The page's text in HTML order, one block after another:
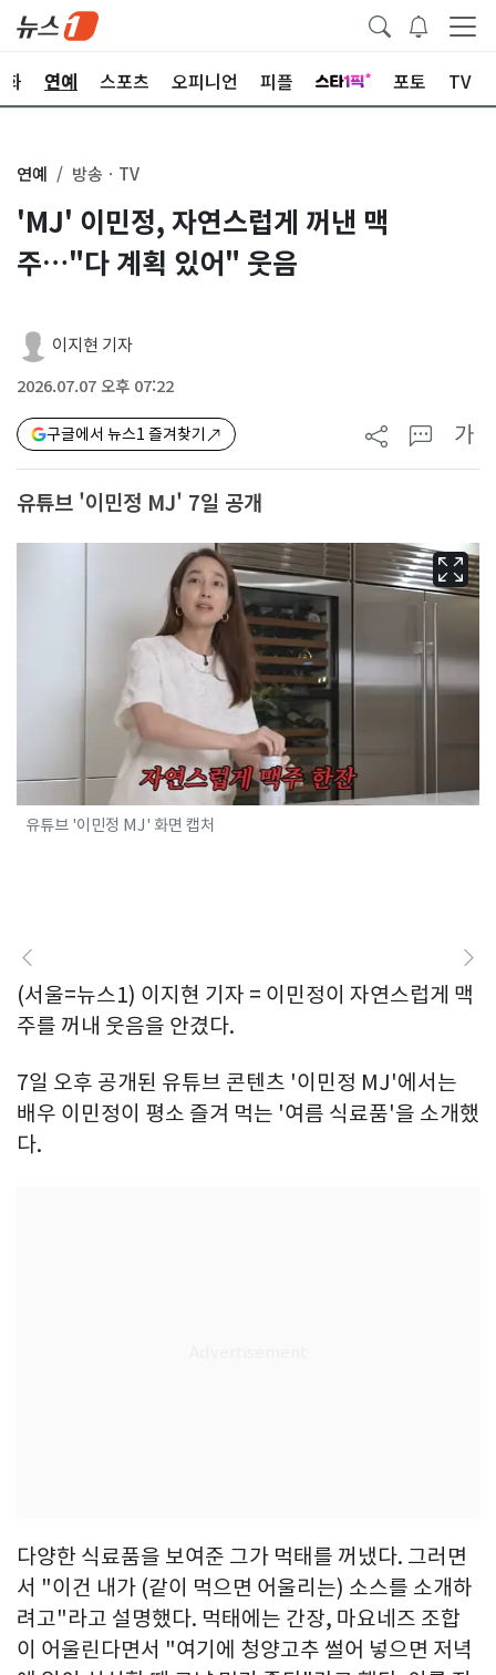
화 연예 스포츠 오피니언 피플 포토 TV
연예 방송ㆍTV
'MJ' 이민정, 자연스럽게 꺼낸 맥
주…"다 계획 있어" 웃음
이지현 기자
2026.07.07 오후 07:22
구글에서 뉴스1 즐겨찾기 가
유튜브 '이민정 MJ' 7일 공개
유튜브 '이민정 MJ' 화면 캡처
(서울=뉴스1) 이지현 기자 = 이민정이 자연스럽게 맥
주를 꺼내 웃음을 안겼다.
7일 오후 공개된 유튜브 콘텐츠 '이민정 MJ'에서는
배우 이민정이 평소 즐겨 먹는 '여름 식료품'을 소개했
다.
다양한 식료품을 보여준 그가 먹태를 꺼냈다. 그러면
서 "이건 내가 (같이 먹으면 어울리는) 소스를 소개하
려고"라고 설명했다. 먹태에는 간장, 마요네즈 조합
이 어울린다면서 "여기에 청양고추 썰어 넣으면 저녁